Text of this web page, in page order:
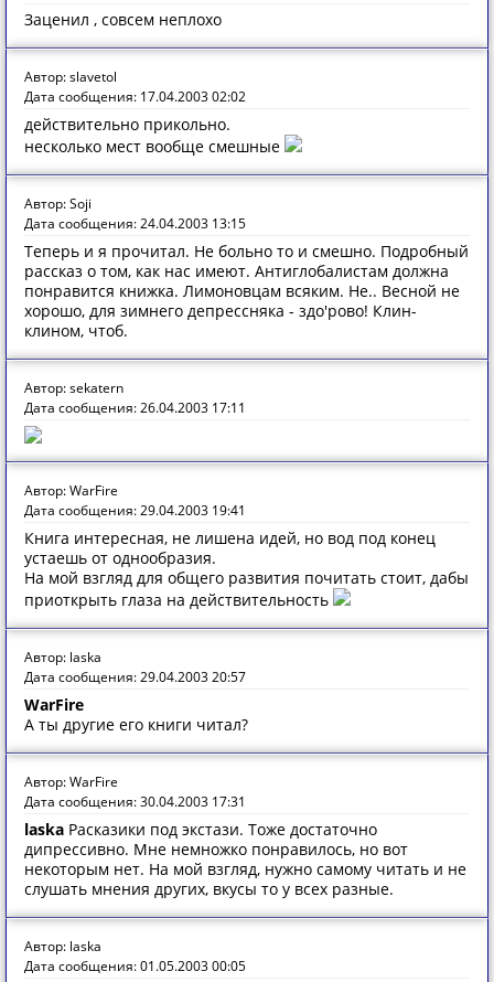
Заценил , совсем неплохо
Автор: slavetol
Дата сообщения: 17.04.2003 02:02
действительно прикольно.
несколько мест вообще смешные
Автор: Soji
Дата сообщения: 24.04.2003 13:15
Теперь и я прочитал. Не больно то и смешно. Подробный
рассказ о том, как нас имеют. Антиглобалистам должна
понравится книжка. Лимоновцам всяким. Не.. Весной не
хорошо, для зимнего депрессняка - здо'рово! Клин-
клином, чтоб.
Автор: sekatern
Дата сообщения: 26.04.2003 17:11
Автор: WarFire
Дата сообщения: 29.04.2003 19:41
Книга интересная, не лишена идей, но вод под конец
устаешь от однообразия.
На мой взгляд для общего развития почитать стоит, дабы
приоткрыть глаза на действительность
Автор: laska
Дата сообщения: 29.04.2003 20:57
WarFire
А ты другие его книги читал?
Автор: WarFire
Дата сообщения: 30.04.2003 17:31
laska Расказики под экстази. Тоже достаточно
дипрессивно. Мне немножко понравилось, но вот
некоторым нет. На мой взгляд, нужно самому читать и не
слушать мнения других, вкусы то у всех разные.
Автор: laska
Дата сообщения: 01.05.2003 00:05